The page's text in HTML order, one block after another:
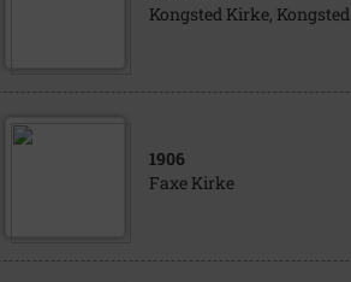
Kongsted Kirke, Kongsted
1906
Faxe Kirke